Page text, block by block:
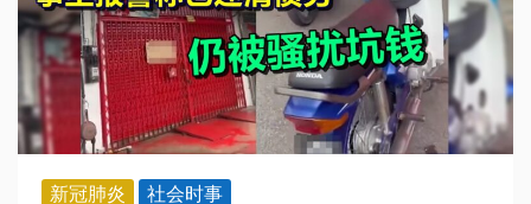
新冠肺炎 社会时事